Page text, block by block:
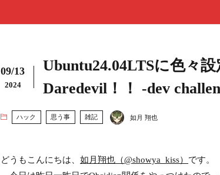
09/13
2024
Ubuntu24.04LTSに色々
Daredevil！！ -dev
ハック 思う事 雑記 如月 翔也
どうもこんにちは、 如月翔也（@showya_kiss） です。